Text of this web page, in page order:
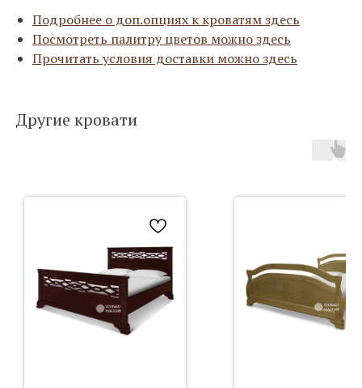
Подробнее о доп.опциях к кроватям здесь
Посмотреть палитру цветов можно здесь
Прочитать условия доставки можно здесь
Другие кровати